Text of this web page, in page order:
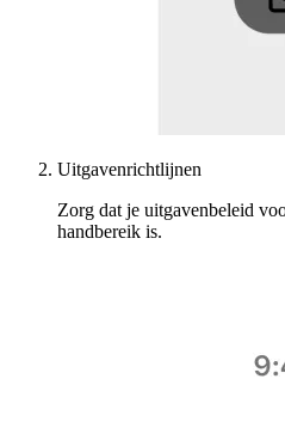
Uitgavenrichtlijnen
Zorg dat je uitgavenbeleid
handbereik is.